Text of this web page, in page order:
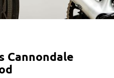
Cannondale